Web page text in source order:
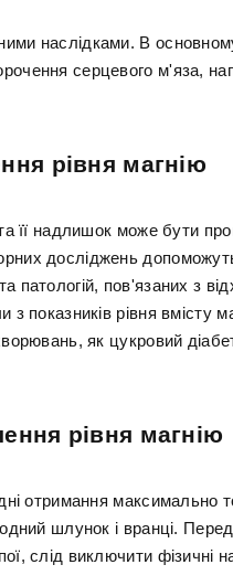
наслідками. В
серцевого м'яза,
рівня магнію
її надлишок може бути
досліджень
патологій, пов'язаних з
показників рівня вмісту
як цукровий
рівня магнію
отримання максимально
шлунок і вранці.
слід виключити фізичні